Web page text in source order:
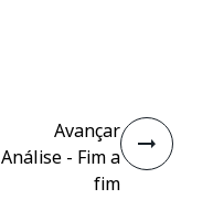
Avançar
Análise - Fim a
fim